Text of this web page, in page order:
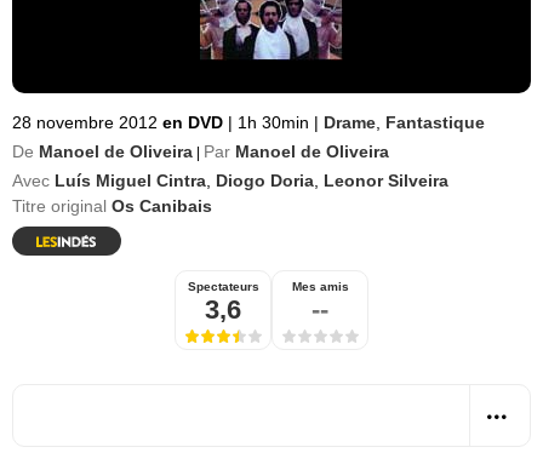
28 novembre 2012 en DVD | 1h 30min | Drame Fantastique
De Manoel de Oliveira Par Manoel de Oliveira
Avec Luís Miguel Cintra Diogo Doria Leonor Silveira
Titre original Os Canibais
Spectateurs
3,6
Mes amis
--